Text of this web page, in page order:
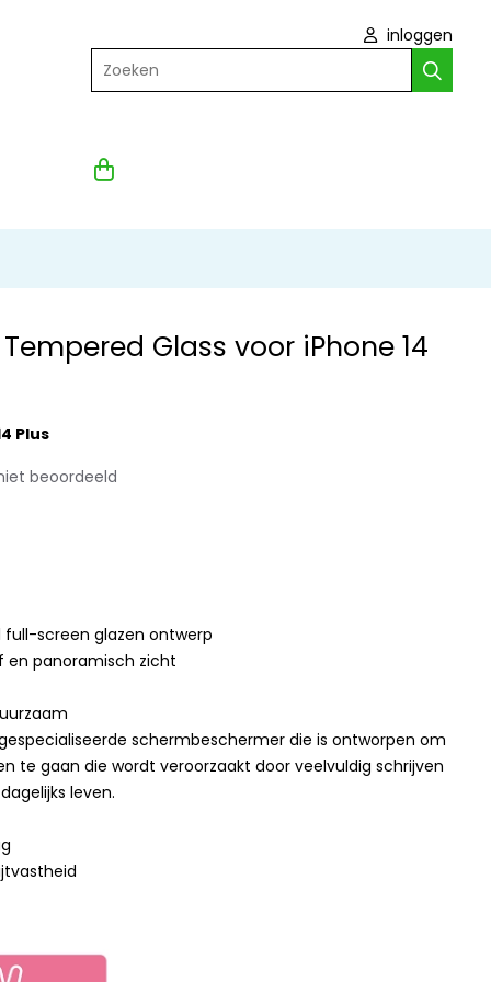
inloggen
Zoeken
Glass voor iPhone 14
Plus
beoordeeld
full-screen glazen ontwerp
en panoramisch zicht
schermbeschermer die is ontworpen om
te gaan die wordt veroorzaakt door veelvuldig schrijven
leven.